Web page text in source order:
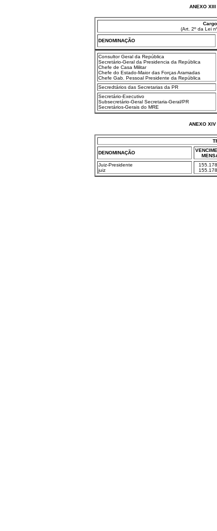
ANEXO XIII
(Art. 2º da Lei
DENOMINAÇÃO
Consultor Geral da República
Secretário-Geral da Presidencia da República
Chefe de Casa Militar
Chefe do Estado-Maior das Forças Aramadas
Chefe Gab. Pessoal Presidente da República
Secredtários das Secretarias da PR
Secretário-Executivo
Subsecretário-Geral Secretaria-Geral/PR
Secretários-Gerais do MRE
ANEXO XIV
DENOMINAÇÃO
Juiz-Presidente
juiz